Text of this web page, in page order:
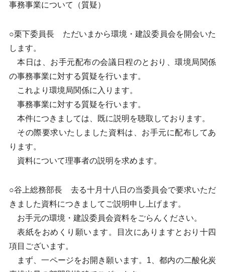
事務事業について（質疑）
○栗下委員長 ただいまから環境・建設委員会を開会いた
します。
本日は、お手元配布の会議日程のとおり、環境局関係
の事務事業に対する質疑を行います。
これより環境局関係に入ります。
事務事業に対する質疑を行います。
本件につきましては、既に説明を聴取しております。
その際要求いたしました資料は、お手元に配布してあ
ります。
資料について理事者の説明を求めます。
○谷上総務部長 去る十月十八日の当委員会で要求いただ
きました資料につきましてご説明申し上げます。
お手元の環境・建設委員会資料をごらんください。
表紙をおめくり願います。目次にありますとおり十四
項目ございます。
まず、一ページをお開き願います。1、都内の二酸化炭